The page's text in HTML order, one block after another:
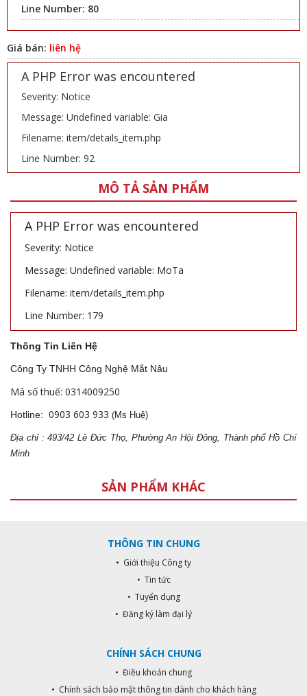
Line Number: 80
Giá bán: liên hệ
A PHP Error was encountered
Severity: Notice
Message: Undefined variable: Gia
Filename: item/details_item.php
Line Number: 92
MÔ TẢ SẢN PHẨM
A PHP Error was encountered
Severity: Notice
Message: Undefined variable: MoTa
Filename: item/details_item.php
Line Number: 179
Thông Tin Liên Hệ
Công Ty TNHH Công Nghệ Mắt Nâu
Mã số thuế: 0314009250
Hotline: 0903 603 933 (Ms Huệ)
Địa chỉ : 493/42 Lê Đức Thọ, Phường An Hội Đông, Thành phố Hồ Chí
Minh
SẢN PHẨM KHÁC
THÔNG TIN CHUNG
• Giới thiệu Công ty
• Tin tức
• Tuyển dụng
• Đăng ký làm đại lý
CHÍNH SÁCH CHUNG
• Điều khoản chung
• Chính sách bảo mật thông tin dành cho khách hàng